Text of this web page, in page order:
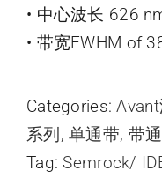
• 中心波长 626
• 带宽FWHM of
Categories:
系列 ,单通带, 带
Tag:Semrock/